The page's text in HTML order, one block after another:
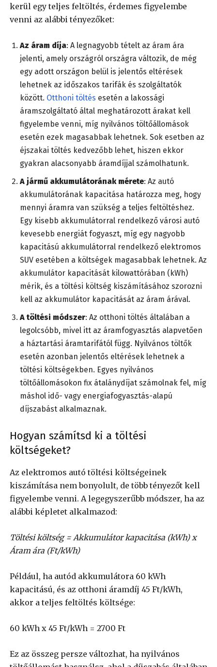
kerül egy teljes feltöltés, érdemes figyelembe
venni az alábbi tényezőket:
Az áram díja: A legnagyobb tételt az áram ára
jelenti, amely országról országra változik, de még
egy adott országon belül is jelentős eltérések
lehetnek az időszakos tarifák és szolgáltatók
között. Otthoni töltés esetén a lakossági
áramszolgáltató által meghatározott árakat kell
figyelembe venni, míg nyilvános töltőállomások
esetén ezek magasabbak lehetnek. Sok esetben az
éjszakai töltés kedvezőbb lehet, hiszen ekkor
gyakran alacsonyabb áramdíjjal számolhatunk.
A jármű akkumulátorának mérete: Az autó
akkumulátorának kapacitása határozza meg, hogy
mennyi áramra van szükség a teljes feltöltéshez.
Egy kisebb akkumulátorral rendelkező városi autó
kevesebb energiát fogyaszt, míg egy nagyobb
kapacitású akkumulátorral rendelkező elektromos
SUV esetében a költségek magasabbak lehetnek. Az
akkumulátor kapacitását kilowattórában (kWh)
mérik, és a töltési költség kiszámításához szorozni
kell az akkumulátor kapacitását az áram árával.
A töltési módszer: Az otthoni töltés általában a
legolcsóbb, mivel itt az áramfogyasztás alapvetően
a háztartási áramtarifától függ. Nyilvános töltők
esetén azonban jelentős eltérések lehetnek a
töltési költségekben. Egyes nyilvános
töltőállomásokon fix átalánydíjat számolnak fel, míg
máshol idő- vagy energiafogyasztás-alapú
díjszabást alkalmaznak.
Hogyan számítsd ki a töltési
költségeket?
Az elektromos autó töltési költségeinek
kiszámítása nem bonyolult, de több tényezőt kell
figyelembe venni. A legegyszerűbb módszer, ha az
alábbi képletet alkalmazod:
Töltési költség = Akkumulátor kapacitása (kWh) x
Áram ára (Ft/kWh)
Például, ha autód akkumulátora 60 kWh
kapacitású, és az otthoni áramdíj 45 Ft/kWh,
akkor a teljes feltöltés költsége:
60 kWh x 45 Ft/kWh = 2700 Ft
Ez az összeg persze változhat, ha nyilvános